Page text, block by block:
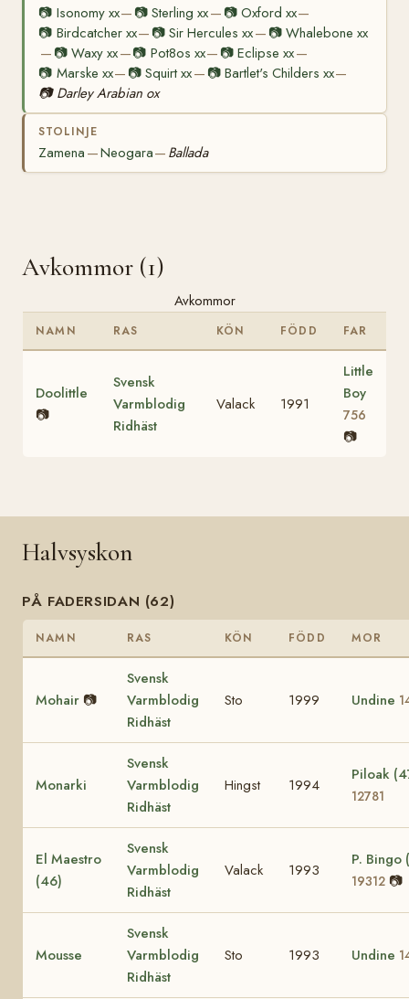
📷 Isonomy xx— 📷Sterling xx— 📷 Oxford xx—
📷 Birdcatcher xx— 📷Sir Hercules xx— 📷 Whalebone xx
— 📷Waxy xx—📷 Pot8os xx— 📷Eclipse xx—
📷 Marske xx— 📷Squirt xx— 📷 Bartlet's Childers xx—
📷 Darley Arabian ox
STOLINJE
Zamena —Neogara— Ballada
Avkommor (1)
Avkommor
NAMN RAS KÖN FÖDD FAR
Doolittle
📷
Svensk
Varmblodig
Ridhäst
Valack 1991
Little
Boy
756
📷
Halvsyskon
PÅ FADERSIDAN (62)
NAMN RAS KÖN FÖDD MOR
Mohair 📷
Svensk
Varmblodig
Ridhäst
Sto 1999 Undine
Monarki
Svensk
Varmblodig
Ridhäst
Hingst 1994
Piloak
12781
El Maestro
(46)
Svensk
Varmblodig
Ridhäst
Valack 1993
P. Bingo
19312 📷
Mousse
Svensk
Varmblodig
Ridhäst
Sto 1993 Undine